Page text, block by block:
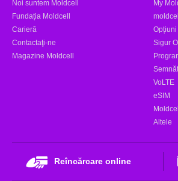
Noi suntem Moldcell
Fundația Moldcell
Carieră
Contactaţi-ne
Magazine Moldcell
My
Sigur
VoLTE
eSIM
Altele
Reîncărcare online